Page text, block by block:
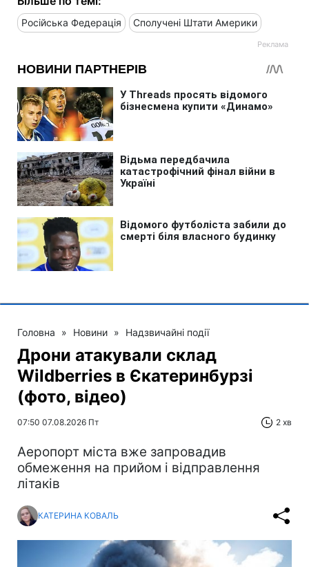
Російська Федерація Сполучені Штати Америки
Головна » Новини » Надзвичайні події
Дрони атакували склад
Wildberries в Єкатеринбурзі
(фото, відео)
07:50 07.08.2026 Пт 2 хв
Аеропорт міста вже запровадив
обмеження на прийом і відправлення
літаків
КАТЕРИНА КОВАЛЬ